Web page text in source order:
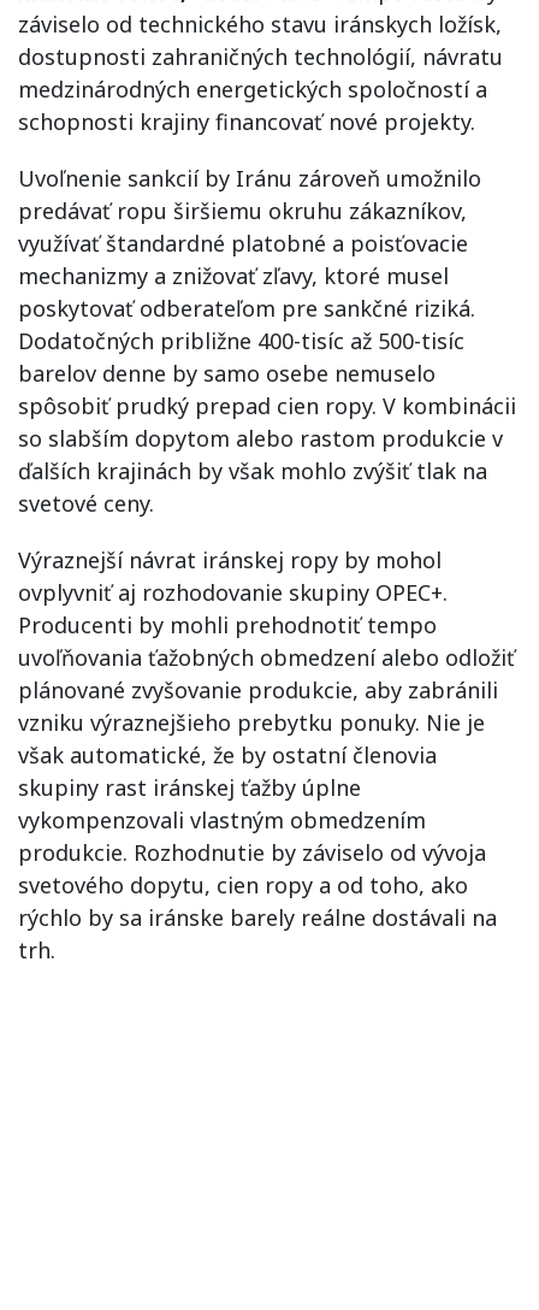
záviselo od technického stavu iránskych ložísk,
dostupnosti zahraničných technológií, návratu
medzinárodných energetických spoločností a
schopnosti krajiny financovať nové projekty.
Uvoľnenie sankcií by Iránu zároveň umožnilo
predávať ropu širšiemu okruhu zákazníkov,
využívať štandardné platobné a poisťovacie
mechanizmy a znižovať zľavy, ktoré musel
poskytovať odberateľom pre sankčné riziká.
Dodatočných približne 400-tisíc až 500-tisíc
barelov denne by samo osebe nemuselo
spôsobiť prudký prepad cien ropy. V kombinácii
so slabším dopytom alebo rastom produkcie v
ďalších krajinách by však mohlo zvýšiť tlak na
svetové ceny.
Výraznejší návrat iránskej ropy by mohol
ovplyvniť aj rozhodovanie skupiny OPEC+.
Producenti by mohli prehodnotiť tempo
uvoľňovania ťažobných obmedzení alebo odložiť
plánované zvyšovanie produkcie, aby zabránili
vzniku výraznejšieho prebytku ponuky. Nie je
však automatické, že by ostatní členovia
skupiny rast iránskej ťažby úplne
vykompenzovali vlastným obmedzením
produkcie. Rozhodnutie by záviselo od vývoja
svetového dopytu, cien ropy a od toho, ako
rýchlo by sa iránske barely reálne dostávali na
trh.